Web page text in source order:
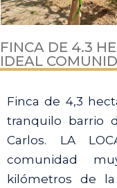
FINCA DE 4.3
IDEAL
Finca de 4,3
tranquilo barrio
Carlos. LA
comunidad
kilómetros de